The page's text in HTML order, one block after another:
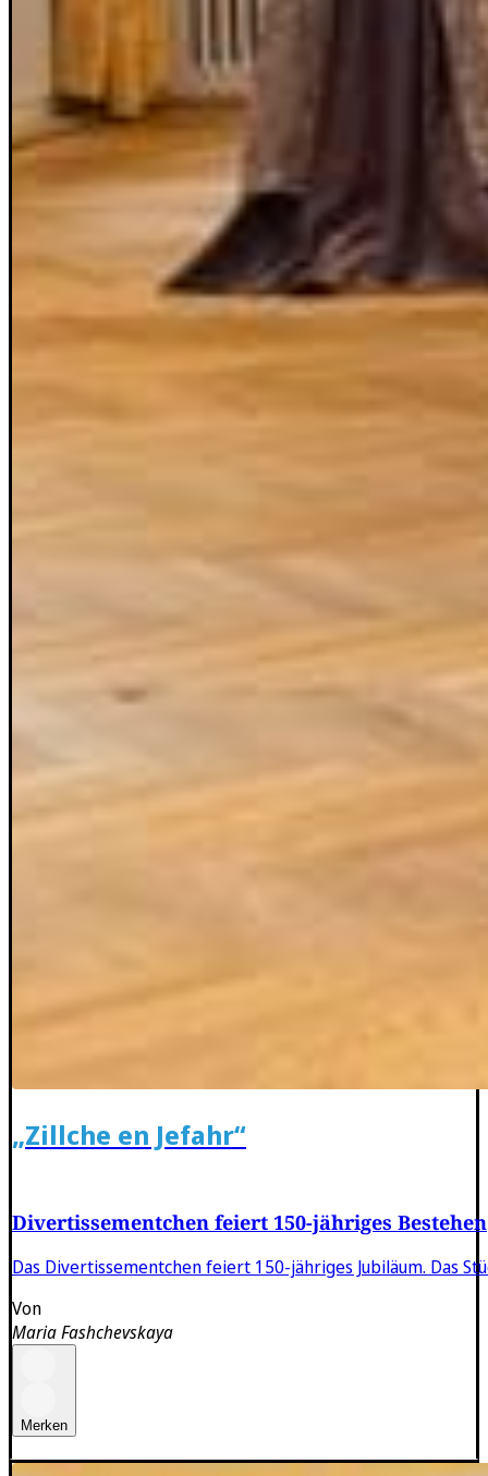
„Zillche en Jefahr“
Divertissementchen feiert 150-jähriges Bestehen
Das Divertissementchen feiert 150-jähriges Jubiläum. Das
Von
Maria Fashchevskaya
Merken